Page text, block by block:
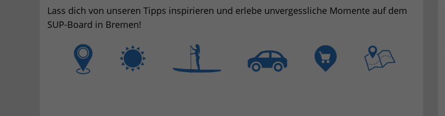
Lass dich von unseren Tipps inspirieren und erlebe unvergessliche Momente auf dem
SUP-Board in Bremen!